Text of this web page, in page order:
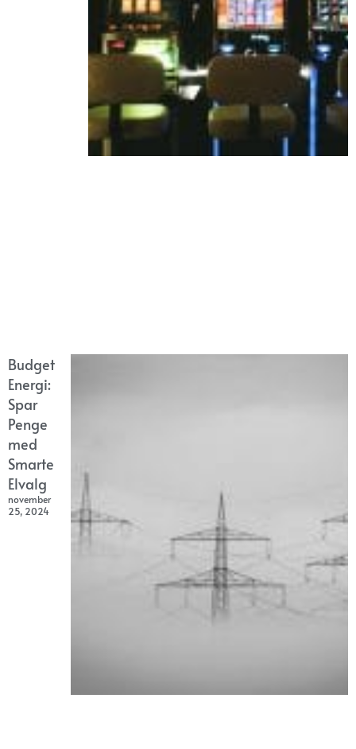
Budget
Energi:
Spar
Penge
med
Smarte
Elvalg
november
25, 2024